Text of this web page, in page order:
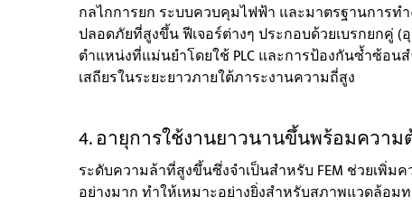
กลไกการยก ระบบควบคุมไฟฟ้า และมาตรฐานการทำ
ปลอดภัยที่สูงขึ้น ฟีเจอร์ต่างๆ ประกอบด้วยเบรกยกคู่
ตำแหน่งที่แม่นยำโดยใช้ PLC และการป้องกันซ้ำซ้อ
เสถียรในระยะยาวภายใต้ภาระงานความถี่สูง
4. อายุการใช้งานยาวนานขึ้นพร้อมควา
ระดับความล้าที่สูงขึ้นซึ่งจำเป็นสำหรับ FEM ช่วยเพิ่
อย่างมาก ทำให้เหมาะอย่างยิ่งสำหรับสภาพแวดล้อ